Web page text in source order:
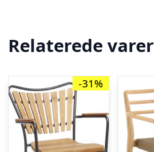
Relaterede varer
-31%